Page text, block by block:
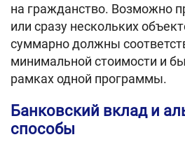
на гражданство. Возможно
или сразу нескольких
суммарно должны
минимальной стоимости и
рамках одной программы.
Банковский вклад и
способы